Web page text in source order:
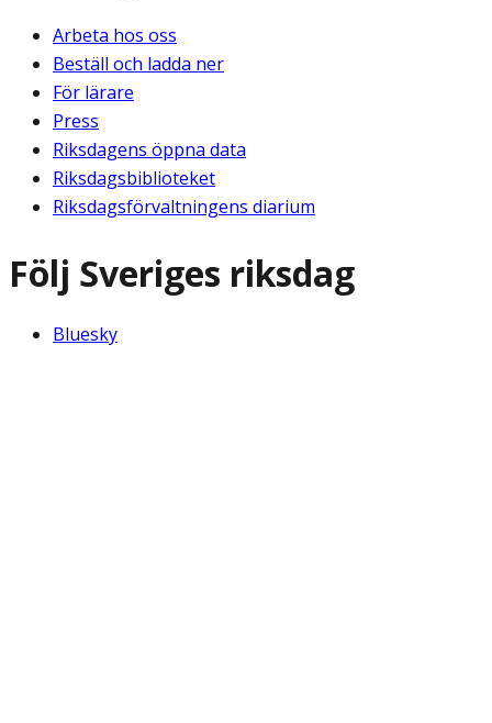
Arbeta hos oss
Beställ och ladda ner
För lärare
Press
Riksdagens öppna data
Riksdagsbiblioteket
Riksdagsförvaltningens diarium
Följ Sveriges riksdag
Bluesky